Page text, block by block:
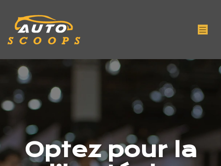
Optez pour la